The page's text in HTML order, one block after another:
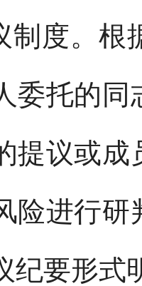
制度。 根
委托的
提议或
险进行
纪要形式